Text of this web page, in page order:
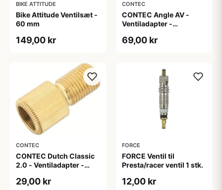
BIKE ATTITUDE
Bike Attitude Ventilsæt -
60 mm
149,00 kr
CONTEC
CONTEC Angle AV -
Ventiladapter -
69,00 kr
CONTEC
CONTEC Dutch Classic
2.0 - Ventiladapter -
Guld
29,00 kr
FORCE
FORCE Ventil til
Presta/racer ventil 1 stk.
12,00 kr